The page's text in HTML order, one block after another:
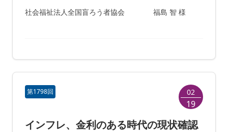
社会福祉法人全国盲ろう者協会 福島 智 様
第1798回 02
19
インフレ、金利のある時代の現状確認